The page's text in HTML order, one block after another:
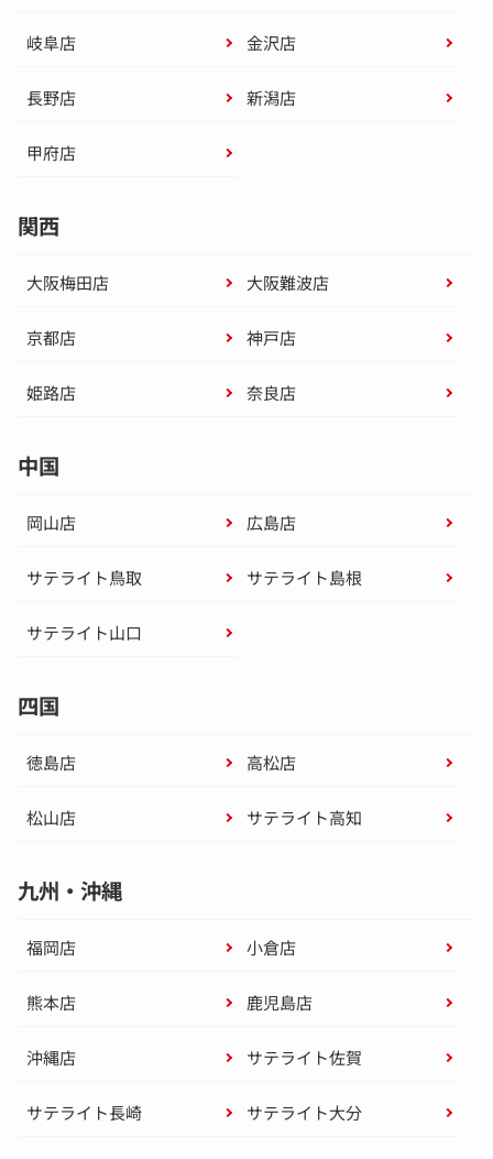
岐阜店 金沢店
長野店 新潟店
甲府店
関西
大阪梅田店 大阪難波店
京都店 神戸店
姫路店 奈良店
中国
岡山店 広島店
サテライト鳥取 サテライト島根
サテライト山口
四国
徳島店 高松店
松山店 サテライト高知
九州・沖縄
福岡店 小倉店
熊本店 鹿児島店
沖縄店 サテライト佐賀
サテライト長崎 サテライト大分